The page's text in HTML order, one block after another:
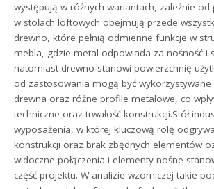
występują w różnych wariantach, zależnie od
w stołach loftowych obejmują przede
drewno, które pełnią odmienne funkcje w
mebla, gdzie metal odpowiada za nośność i
natomiast drewno stanowi powierzchnię
od zastosowania mogą być wykorzystywane
drewna oraz różne profile metalowe, co
techniczne oraz trwałość konstrukcji.Stół
wyposażenia, w której kluczową rolę
konstrukcji oraz brak zbędnych elementów
widoczne połączenia i elementy nośne
część projektu. W analizie wzorniczej takie